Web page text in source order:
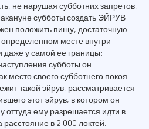
не нарушая субботних запретов,
субботы создать ЭЙРУВ-
положить пищу, достаточную
определенном месте внутри
даже у самой ее границы:
субботы он
место своего субботнего покоя.
такой эйрув, рассматривается
этот эйрув, в котором он
оттуда ему разрешается идти в
в 2 000 локтей.